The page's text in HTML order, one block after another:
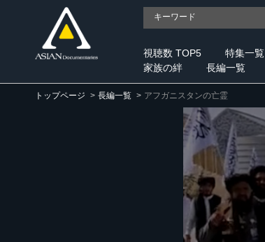
視聴数 TOP5 特集一覧
家族の絆
長編一覧
トップページ 長編一覧 アフガニスタンの亡霊